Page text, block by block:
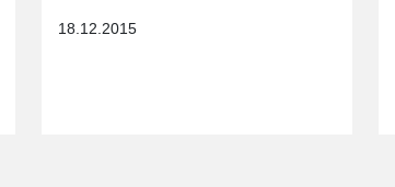
18.12.2015